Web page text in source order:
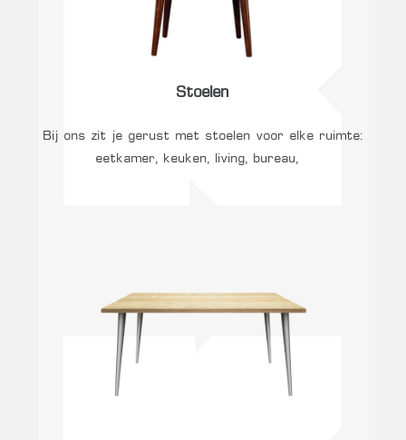
Stoelen
Bij ons zit je gerust met stoelen voor elke ruimte:
eetkamer, keuken, living, bureau, …